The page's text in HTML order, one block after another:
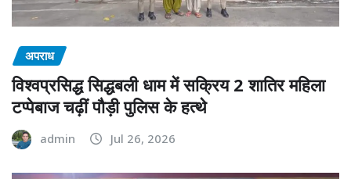
अपराध
विश्वप्रसिद्ध सिद्धबली धाम में सक्रिय 2 शातिर महिला
टप्पेबाज चढ़ीं पौड़ी पुलिस के हत्थे
admin Jul 26, 2026